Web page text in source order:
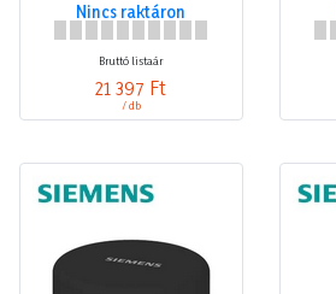
Nincs raktáron
Bruttó listaár
21 397 Ft
/ db